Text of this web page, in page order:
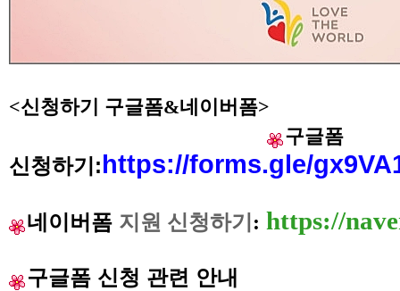
<신청하기 구글폼&네이버폼>
구글폼
신청하기:https://forms.gle/
네이버 폼 지원 신청하기 : https://
구글폼 신청 관련 안내